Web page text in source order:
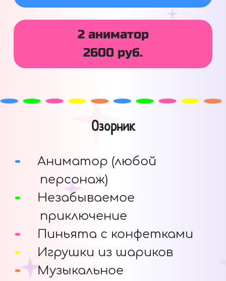
2 аниматор
2600 руб.
Озорник
Аниматор (любой
персонаж)
Незабываемое
приключение
Пиньята с конфетками
Игрушки из шариков
Музыкальное